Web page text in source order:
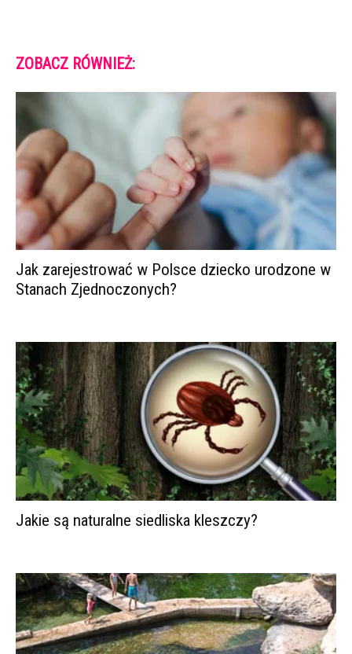
ZOBACZ RÓWNIEŻ:
Jak zarejestrować w Polsce dziecko urodzone w
Stanach Zjednoczonych?
Jakie są naturalne siedliska kleszczy?